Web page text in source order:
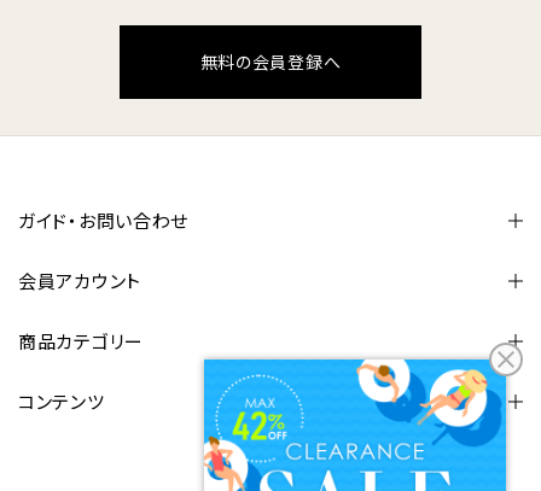
無料の会員登録へ
ガイド・お問い合わせ
会員アカウント
商品カテゴリー
コンテンツ
FOLLOW US